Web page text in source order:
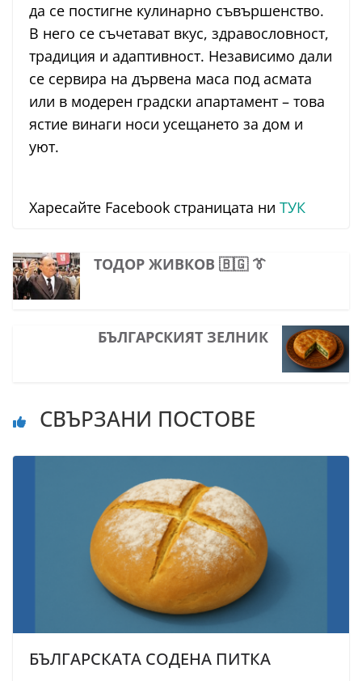
да се постигне кулинарно съвършенство.
В него се съчетават вкус, здравословност,
традиция и адаптивност. Независимо дали
се сервира на дървена маса под асмата
или в модерен градски апартамент – това
ястие винаги носи усещането за дом и
уют.
Харесайте Facebook страницата ни ТУК
ТОДОР ЖИВКОВ 🇧🇬 👔
БЪЛГАРСКИЯТ ЗЕЛНИК
СВЪРЗАНИ ПОСТОВЕ
БЪЛГАРСКАТА СОДЕНА ПИТКА